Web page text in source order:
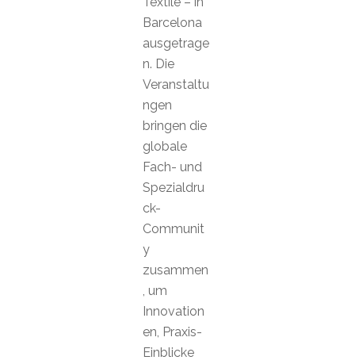
Barcelona
ausgetrage
n. Die
Veranstaltu
ngen
bringen die
globale
Fach- und
Spezialdru
ck-
Communit
y
zusammen
, um
Innovation
en, Praxis-
Einblicke